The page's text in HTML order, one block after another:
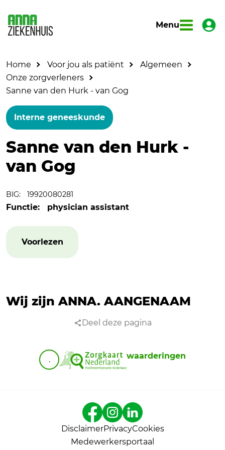
Menu
Home Voor jou als patiënt
Algemeen
Onze zorgverleners
Sanne van den Hurk - van Gog
Interne geneeskunde
Sanne van den Hurk -
van Gog
BIG: 19920080281
Functie: physician assistant
Voorlezen
Wij zijn ANNA.AANGENAAM
Deel deze pagina
. waarderingen
DisclaimerPrivacyCookies
Medewerkersportaal